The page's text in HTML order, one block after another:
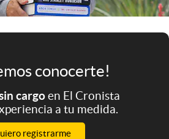
conocerte!
cargoen El Cronista
a tu medida.
registrarme